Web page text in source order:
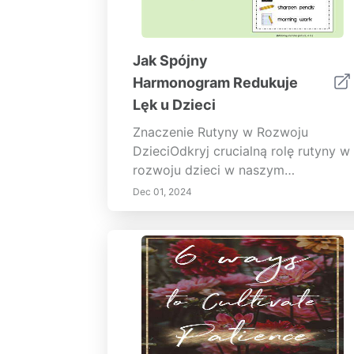
Jak Spójny
Harmonogram Redukuje
Lęk u Dzieci
Znaczenie Rutyny w Rozwoju
DzieciOdkryj crucialną rolę rutyny w
rozwoju dzieci w naszym
kompleksowym przewodniku.
Dowiedz się, jak spójny codzienny
przewidywalność, bezpieczeństwo i
emocjonalne bezpieczeństwo,
umożliwiając im rozwój. Poznaj
korzyści płynące z rutyny, w tym
budowanie niezależności i pewności
siebie, poprawę regulacji emocji
Dec 01, 2024